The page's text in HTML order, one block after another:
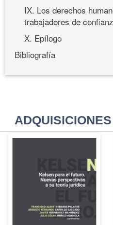
IX. Los derechos
trabajadores de
X. Epílogo
Bibliografía